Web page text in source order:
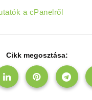
a cPanelről
Cikk megosztása: